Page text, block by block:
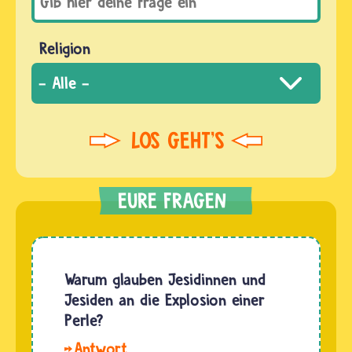
Religion
Warum glauben Jesidinnen und
Jesiden an die Explosion einer
Perle?